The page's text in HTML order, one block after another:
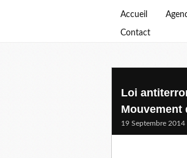
Accueil
Contact
Loi
Mouvement
19 Septembre 2014